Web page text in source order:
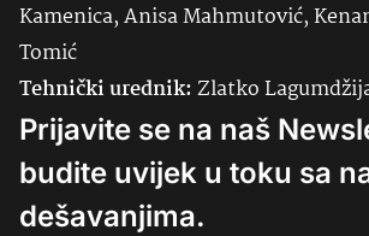
Kamenica, Anisa Mahmutović,
Tomić
Tehnički urednik:Zlatko
Prijavite se na naš
budite uvijek u toku sa
dešavanjima.